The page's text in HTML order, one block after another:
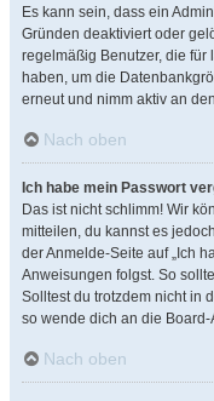
Es kann sein, dass ein
Gründen deaktiviert oder
regelmäßig Benutzer, die
haben, um die
erneut und nimm aktiv an
Nach oben
Ich habe mein Passwort
Das ist nicht schlimm! Wir
mitteilen, du kannst es
der Anmelde-Seite auf „Ich
Anweisungen folgst. So
Solltest du trotzdem nicht in
so wende dich an die
Nach oben